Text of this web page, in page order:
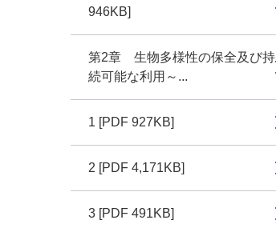
946KB]
第2章 生物多様性の保全及び持
続可能な利用～...
1 [PDF 927KB]
2 [PDF 4,171KB]
3 [PDF 491KB]